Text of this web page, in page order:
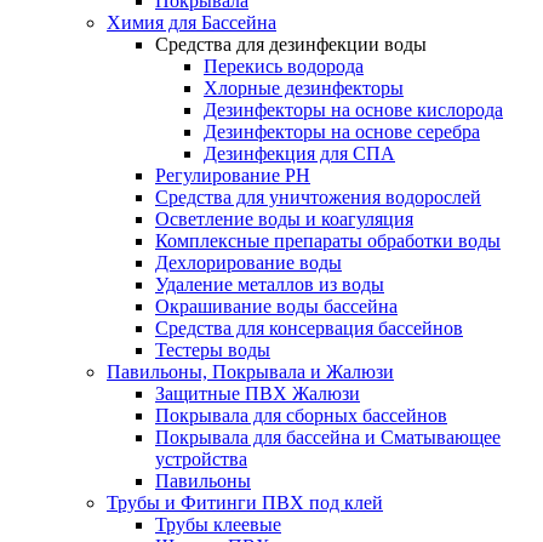
Химия для Бассейна
Средства для дезинфекции воды
Перекись водорода
Хлорные дезинфекторы
Дезинфекторы на основе кислорода
Дезинфекторы на основе серебра
Дезинфекция для СПА
Регулирование РН
Средства для уничтожения водорослей
Осветление воды и коагуляция
Комплексные препараты обработки воды
Дехлорирование воды
Удаление металлов из воды
Окрашивание воды бассейна
Средства для консервация бассейнов
Тестеры воды
Павильоны, Покрывала и Жалюзи
Защитные ПВХ Жалюзи
Покрывала для сборных бассейнов
Покрывала для бассейна и Сматывающее
устройства
Павильоны
Трубы и Фитинги ПВХ под клей
Трубы клеевые